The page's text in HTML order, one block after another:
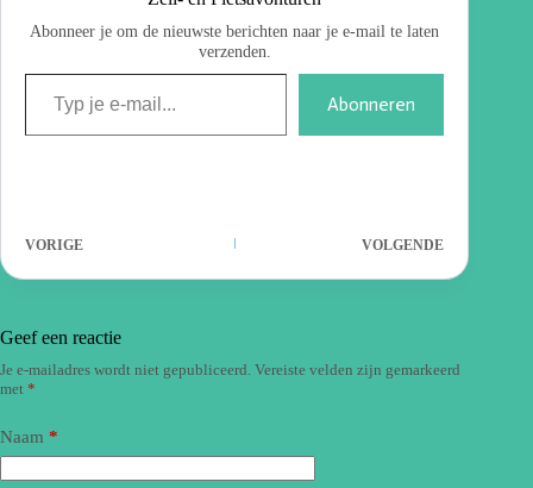
Abonneer je om de nieuwste berichten naar je e-mail te laten
verzenden.
Abonneren
VORIGE VOLGENDE
Geef een reactie
Je e-mailadres wordt niet gepubliceerd. Vereiste velden zijn gemarkeerd
met *
Naam *